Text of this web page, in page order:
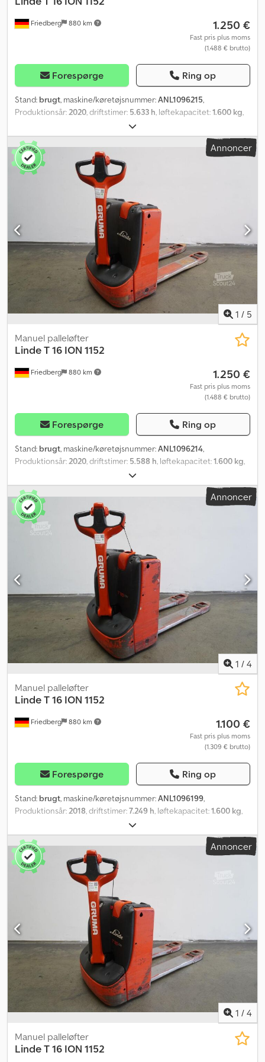
Friedberg 880 km 1.250 €
Fast pris plus moms
(1.488 € brutto)
Forespørge Ring op
Stand: brugt, maskine/køretøjsnummer:ANL1096215,
Produktionsår: 2020 , driftstimer: 5.633 h , løftekapacitet:1.600 kg
, batterikapacitet:
24 V, gaffelbærebredden:540 mm, gaffellængde:1.150 mm,
tomvægt:316 kg, samlet længde: , samlet bredde:720
mm, brændstof: elektricitet, - Batteri uden Aquamatic -
Køretøjsstik MRC 160A - Vertikal batteriudskiftning Dodszkcfhjpfx
Anteck - Gaffeludførelse 540 - 1150 - 188 mm - Adgangskontrol:
LFM-RFID - Linde-oplader Ion HF, netkabellængde 2,5 m,
opladningskabellængde 3 m - Dataoverførsel online - LSP 0.6 Ref:
ANL1096215
Annoncer
1 / 5
Friedberg 880 km
Manuel palleløfter
LindeT 16 ION 1152
1.250 €
Fast pris plus moms
(1.488 € brutto)
Forespørge Ring op
Stand: brugt, maskine/køretøjsnummer:ANL1096214,
Produktionsår:2020, driftstimer: 5.588 h, løftekapacitet:1.600 kg,
, batterikapacitet:
24 V, gaffelbærebredden:540 mm, gaffellængde:1.150 mm,
tomvægt:316 kg, samlet længde: , samlet bredde:720
mm, brændstof: elektricitet, - Batteri uden Aquamatic-system -
Køretøjsstik MRC 160A - Vertikal batteriskift - Gaffeludførelse 540
- 1150 - 188 mm - Adgangskontrol: LFM-RFID - Linde-oplader Ion
HF, kabellængde til stikkontakt: 2,5 m, kabellængde til opladning: 3
m - Dataoverførsel online - LSP 0.6 Ref: ANL1096214 Djdpfxszkcd
Re Antsck
Annoncer
1 / 4
Friedberg 880 km
Manuel palleløfter
LindeT 16 ION 1152
1.100 €
Fast pris plus moms
(1.309 € brutto)
Forespørge Ring op
Stand: brugt, maskine/køretøjsnummer:ANL1096199,
Produktionsår: 2018 , driftstimer:7.249 h , løftekapacitet:1.600 kg
, batterikapacitet:
24 V, gaffelbærebredden:540 mm, gaffellængde:1.150 mm,
tomvægt:316 kg, samlet længde: , samlet bredde:720
mm, brændstof:elektricitet, - Batteri uden Aquamatic-system -
Køretøjsstik MRC 160A - Vertikal batteriskift Dsdpfx Aszkcd
Dentock - Gaffeludførelse 540 - 1150 - 188 mm - Adgangskontrol:
LFM-RFID - Linde-oplader Ion HF, længde på netkabel 2,5 m,
længde på ladekabel 3 m - Dataoverførsel online - LSP 0.6 Ref.:
ANL1096199
Annoncer
1 / 4
Manuel palleløfter
LindeT 16 ION 1152